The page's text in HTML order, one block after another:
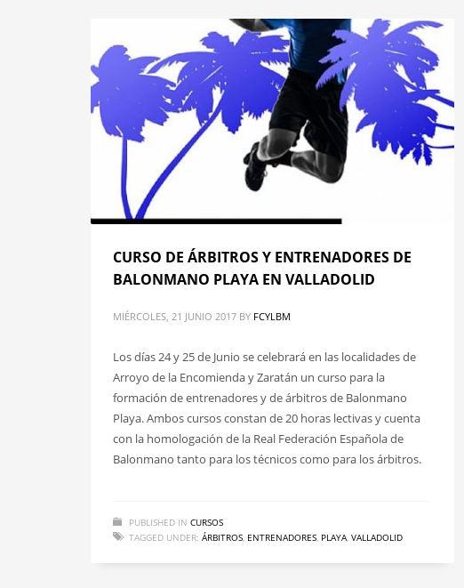
CURSO DE ÁRBITROS Y ENTRENADORES DE
BALONMANO PLAYA EN VALLADOLID
MIÉRCOLES, 21 JUNIO 2017 BY FCYLBM
Los días 24 y 25 de Junio se celebrará en las localidades de
Arroyo de la Encomienda y Zaratán un curso para la
formación de entrenadores y de árbitros de Balonmano
Playa. Ambos cursos constan de 20 horas lectivas y cuenta
con la homologación de la Real Federación Española de
Balonmano tanto para los técnicos como para los árbitros.
PUBLISHED IN CURSOS
TAGGED UNDER: ÁRBITROS, ENTRENADORES, PLAYA, VALLADOLID